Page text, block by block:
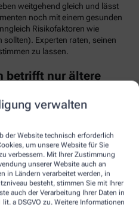
verwalten
der Website technisch erforderlich
um unsere Website für Sie
verbessern. Mit Ihrer Zustimmung
unserer Website auch an
in Ländern verarbeitet werden, in
besteht, stimmen Sie mit Ihrer
auch der Verarbeitung Ihrer Daten in
a DSGVO zu. Weitere Informationen
weitgehend gleich und lässt
noch mit einem gesunden
Risikofaktoren wie
sollten). Experten raten, seinen
zu lassen.
betrifft nur ältere
erhöhte Cholesterinwerte mit
jedoch schon von Geburt an
bedingten
sich durch einen Gendefekt
(über 190 bis 500 mg/dl) und
und Venen ab. Betroffene
eine